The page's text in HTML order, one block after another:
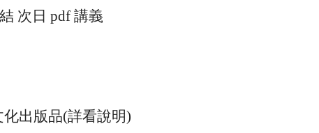
次日 pdf 講義
出版品(詳看說明)